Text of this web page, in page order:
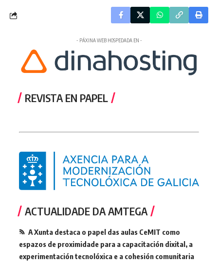
- PÁXINA WEB HOSPEDADA EN -
REVISTA EN PAPEL
ACTUALIDADE DA AMTEGA
A Xunta destaca o papel das aulas CeMIT como
espazos de proximidade para a capacitación dixital, a
experimentación tecnolóxica e a cohesión comunitaria